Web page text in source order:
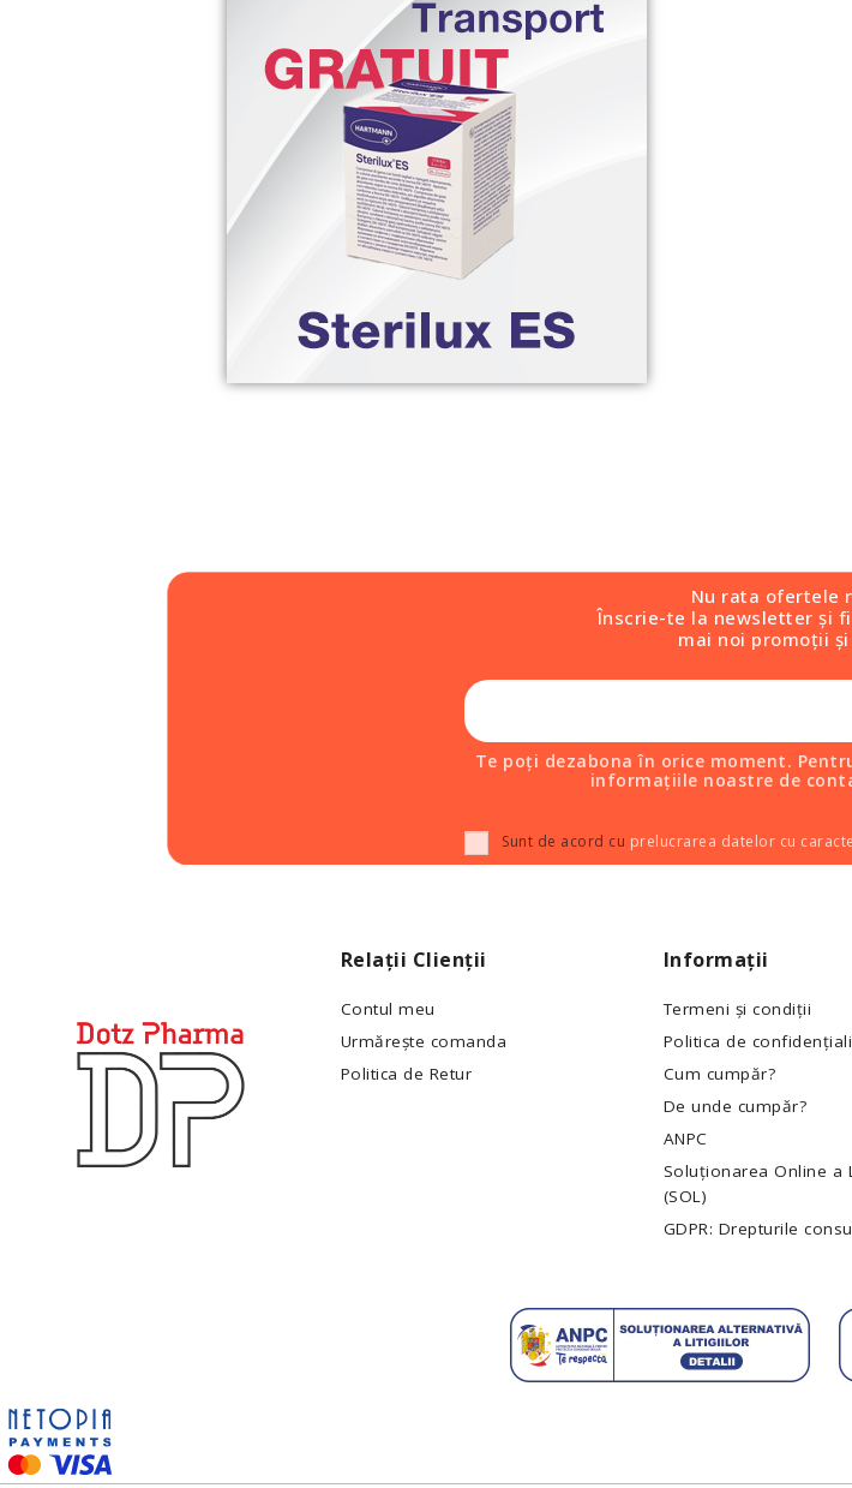
Nu rata ofertele
Înscrie-te la newsletter și
mai noi promoții
Te poți dezabona în orice moment.
informațiile noastre de
Sunt de acord cu prelucrarea datelor cu
Relații Clienții
Contul meu
Urmărește comanda
Politica de Retur
Informații
Termeni și condiții
Politica de
Cum cumpăr?
De unde cumpăr?
ANPC
Soluționarea Online a
(SOL)
GDPR: Drepturile